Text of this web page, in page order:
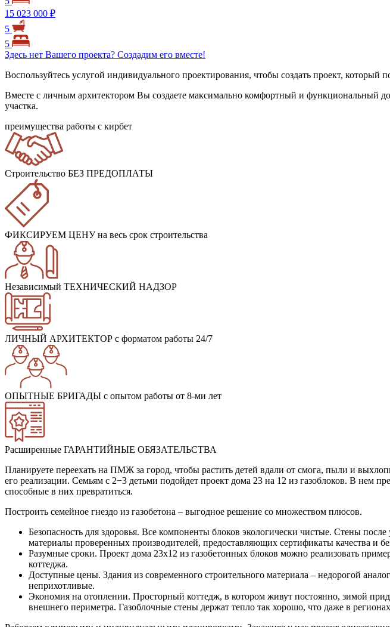
15 023 000 ₽
5
5
Здесь нет Вашего проекта? Создадим его вместе!
Воспользуйтесь услугой индивидуального проектирования, чтобы создать проект, который
Вместе с личным архитектором Вы создаете максимально комфортный и функциональный
участка.
преимущества работы с кирбет
Строительство БЕЗ ПРЕДОПЛАТЫ
ФИКСИРУЕМ ЦЕНУна весь срок строительства
Независимый ТЕХНИЧЕСКИЙ НАДЗОР
ЛИЧНЫЙ АРХИТЕКТОР с форматом работы 24/7
ОПЫТНЫЕ БРИГАДЫ с опытом работы от 8-ми лет
Расширенные ГАРАНТИЙНЫЕ ОБЯЗАТЕЛЬСТВА
Планируете переехать на ПМЖ за город, чтобы растить детей вдали от смога, пыли и
его реализации. Семьям с 2−3 детьми подойдет проект дома 23 на 12 из газоблоков. В нем
способные в них превратиться.
Построить семейное гнездо из газобетона – выгодное решение со множеством плюсов.
Безопасность для здоровья. Все компоненты блоков экологически чистые. Стены
материалы проверенных производителей, предоставляющих сертификаты качества и
Разумные сроки. Проект дома 23х12 из газобетонных блоков можно реализовать
коттеджа.
Доступные цены. Здания из современного строительного материала – недорогой
неприхотливые.
Экономия на отоплении. Просторный коттедж, в котором живут постоянно, зимой
внешнего периметра. Газоблочные стены держат тепло так хорошо, что даже в